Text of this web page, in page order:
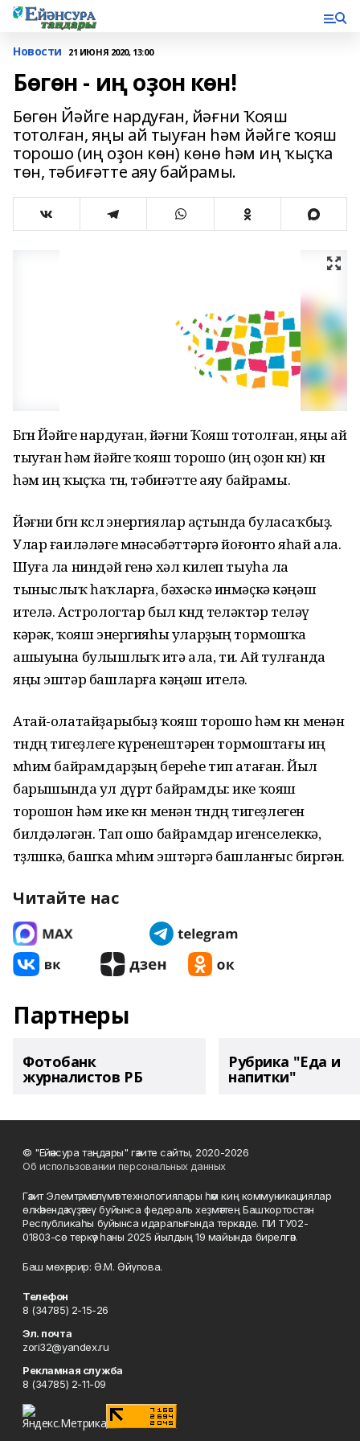
Новости 21 ИЮНЯ 2020, 13:00
Бөгөн - иң оҙон көн!
Бөгөн Йәйге нардуған, йәғни Ҡояш
тотолған, яңы ай тыуған һәм йәйге ҡояш
торошо (иң оҙон көн) көнө һәм иң ҡыҫҡа
төн, тәбиғәтте аяу байрамы.
Бөгөн Йәйге нардуған, йәғни Ҡояш тотолған, яңы ай
тыуған һәм йәйге ҡояш торошо (иң оҙон көн) көнө
һәм иң ҡыҫҡа төн, тәбиғәтте аяу байрамы.
Йәғни бөгөн көслө энергиялар аҫтында буласаҡбыҙ.
Улар ғаиләләге мөнәсәбәттәргә йоғонто яһай ала.
Шуға ла ниндәй генә хәл килеп тыуһа ла
тыныслыҡ һаҡларға, бәхәскә инмәҫкә кәңәш
ителә. Астрологтар был көндө теләктәр теләү
кәрәк, ҡояш энергияһы уларҙың тормошҡа
ашыуына булышлыҡ итә ала, ти. Ай тулғанда
яңы эштәр башларға кәңәш ителә.
Атай-олатайҙарыбыҙ ҡояш торошо һәм көн менән
төндөң тигеҙлеге күренештәрен тормоштағы иң
мөһим байрамдарҙың береһе тип атаған. Йыл
барышында ул дүрт байрамды: ике ҡояш
торошон һәм ике көн менән төндөң тигеҙлеген
билдәләгән. Тап ошо байрамдар игенселеккә,
төҙөлөшкә, башҡа мөһим эштәргә башланғыс биргән.
Читайте нас
Партнеры
Фотобанк
журналистов РБ
Рубрика "Еда и
напитки"
© "Ейәнсура таңдары" гәзите сайты, 2020-2026
Об использовании персональных данных
Гәзит Элемтә, мәғлүмәт технологиялары һәм киң коммуникациялар
өлкәһендә күҙәтеү буйынса федераль хеҙмәттең Башҡортостан
Республикаһы буйынса идаралығында теркәлде. ПИ ТУ02-
01803-сө теркәү һаны 2025 йылдың 19 майында бирелгән.
Баш мөхәррир: Ә.М. Әйүпова.
Телефон
8 (34785) 2-15-26
Эл. почта
zori32@yandex.ru
Рекламная служба
8 (34785) 2-11-09